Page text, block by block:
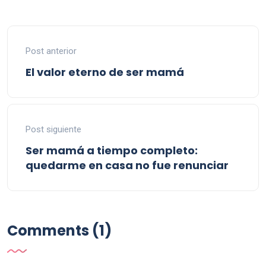
Post anterior
El valor eterno de ser mamá
Post siguiente
Ser mamá a tiempo completo:
quedarme en casa no fue renunciar
Comments (1)